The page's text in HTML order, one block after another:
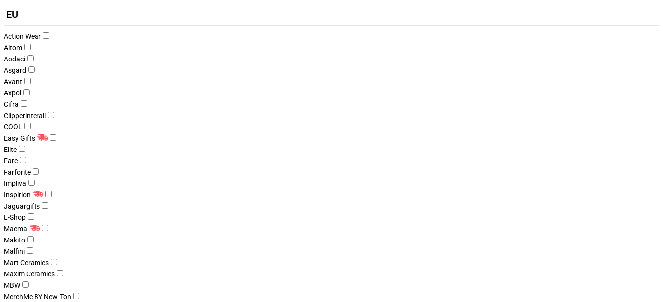
EU
Action Wear
Altom
Aodaci
Asgard
Avant
Axpol
Cifra
Clipperinterall
COOL
Easy Gifts
Elite
Fare
Farforite
Impliva
Inspirion
Jaguargifts
L-Shop
Macma
Makito
Malfini
Mart Ceramics
Maxim Ceramics
MBW
MerchMe BY New-Ton